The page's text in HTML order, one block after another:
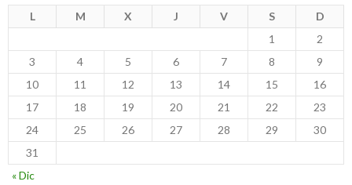
L M X J V S
D
1
2
3
4 5 6 7 8
9
10
11 12 13 14 15
16
17
18 19 20 21 22
23
24
25 26 27 28 29
30
31
« Dic